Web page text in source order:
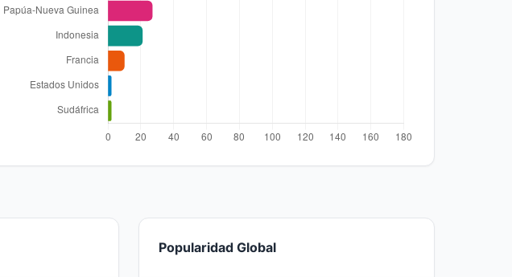
Popularidad Global